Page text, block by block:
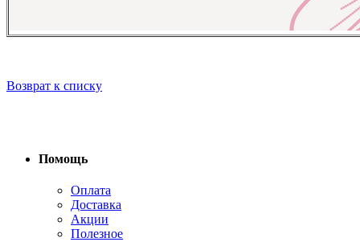
Возврат к списку
Помощь
Оплата
Доставка
Акции
Полезное